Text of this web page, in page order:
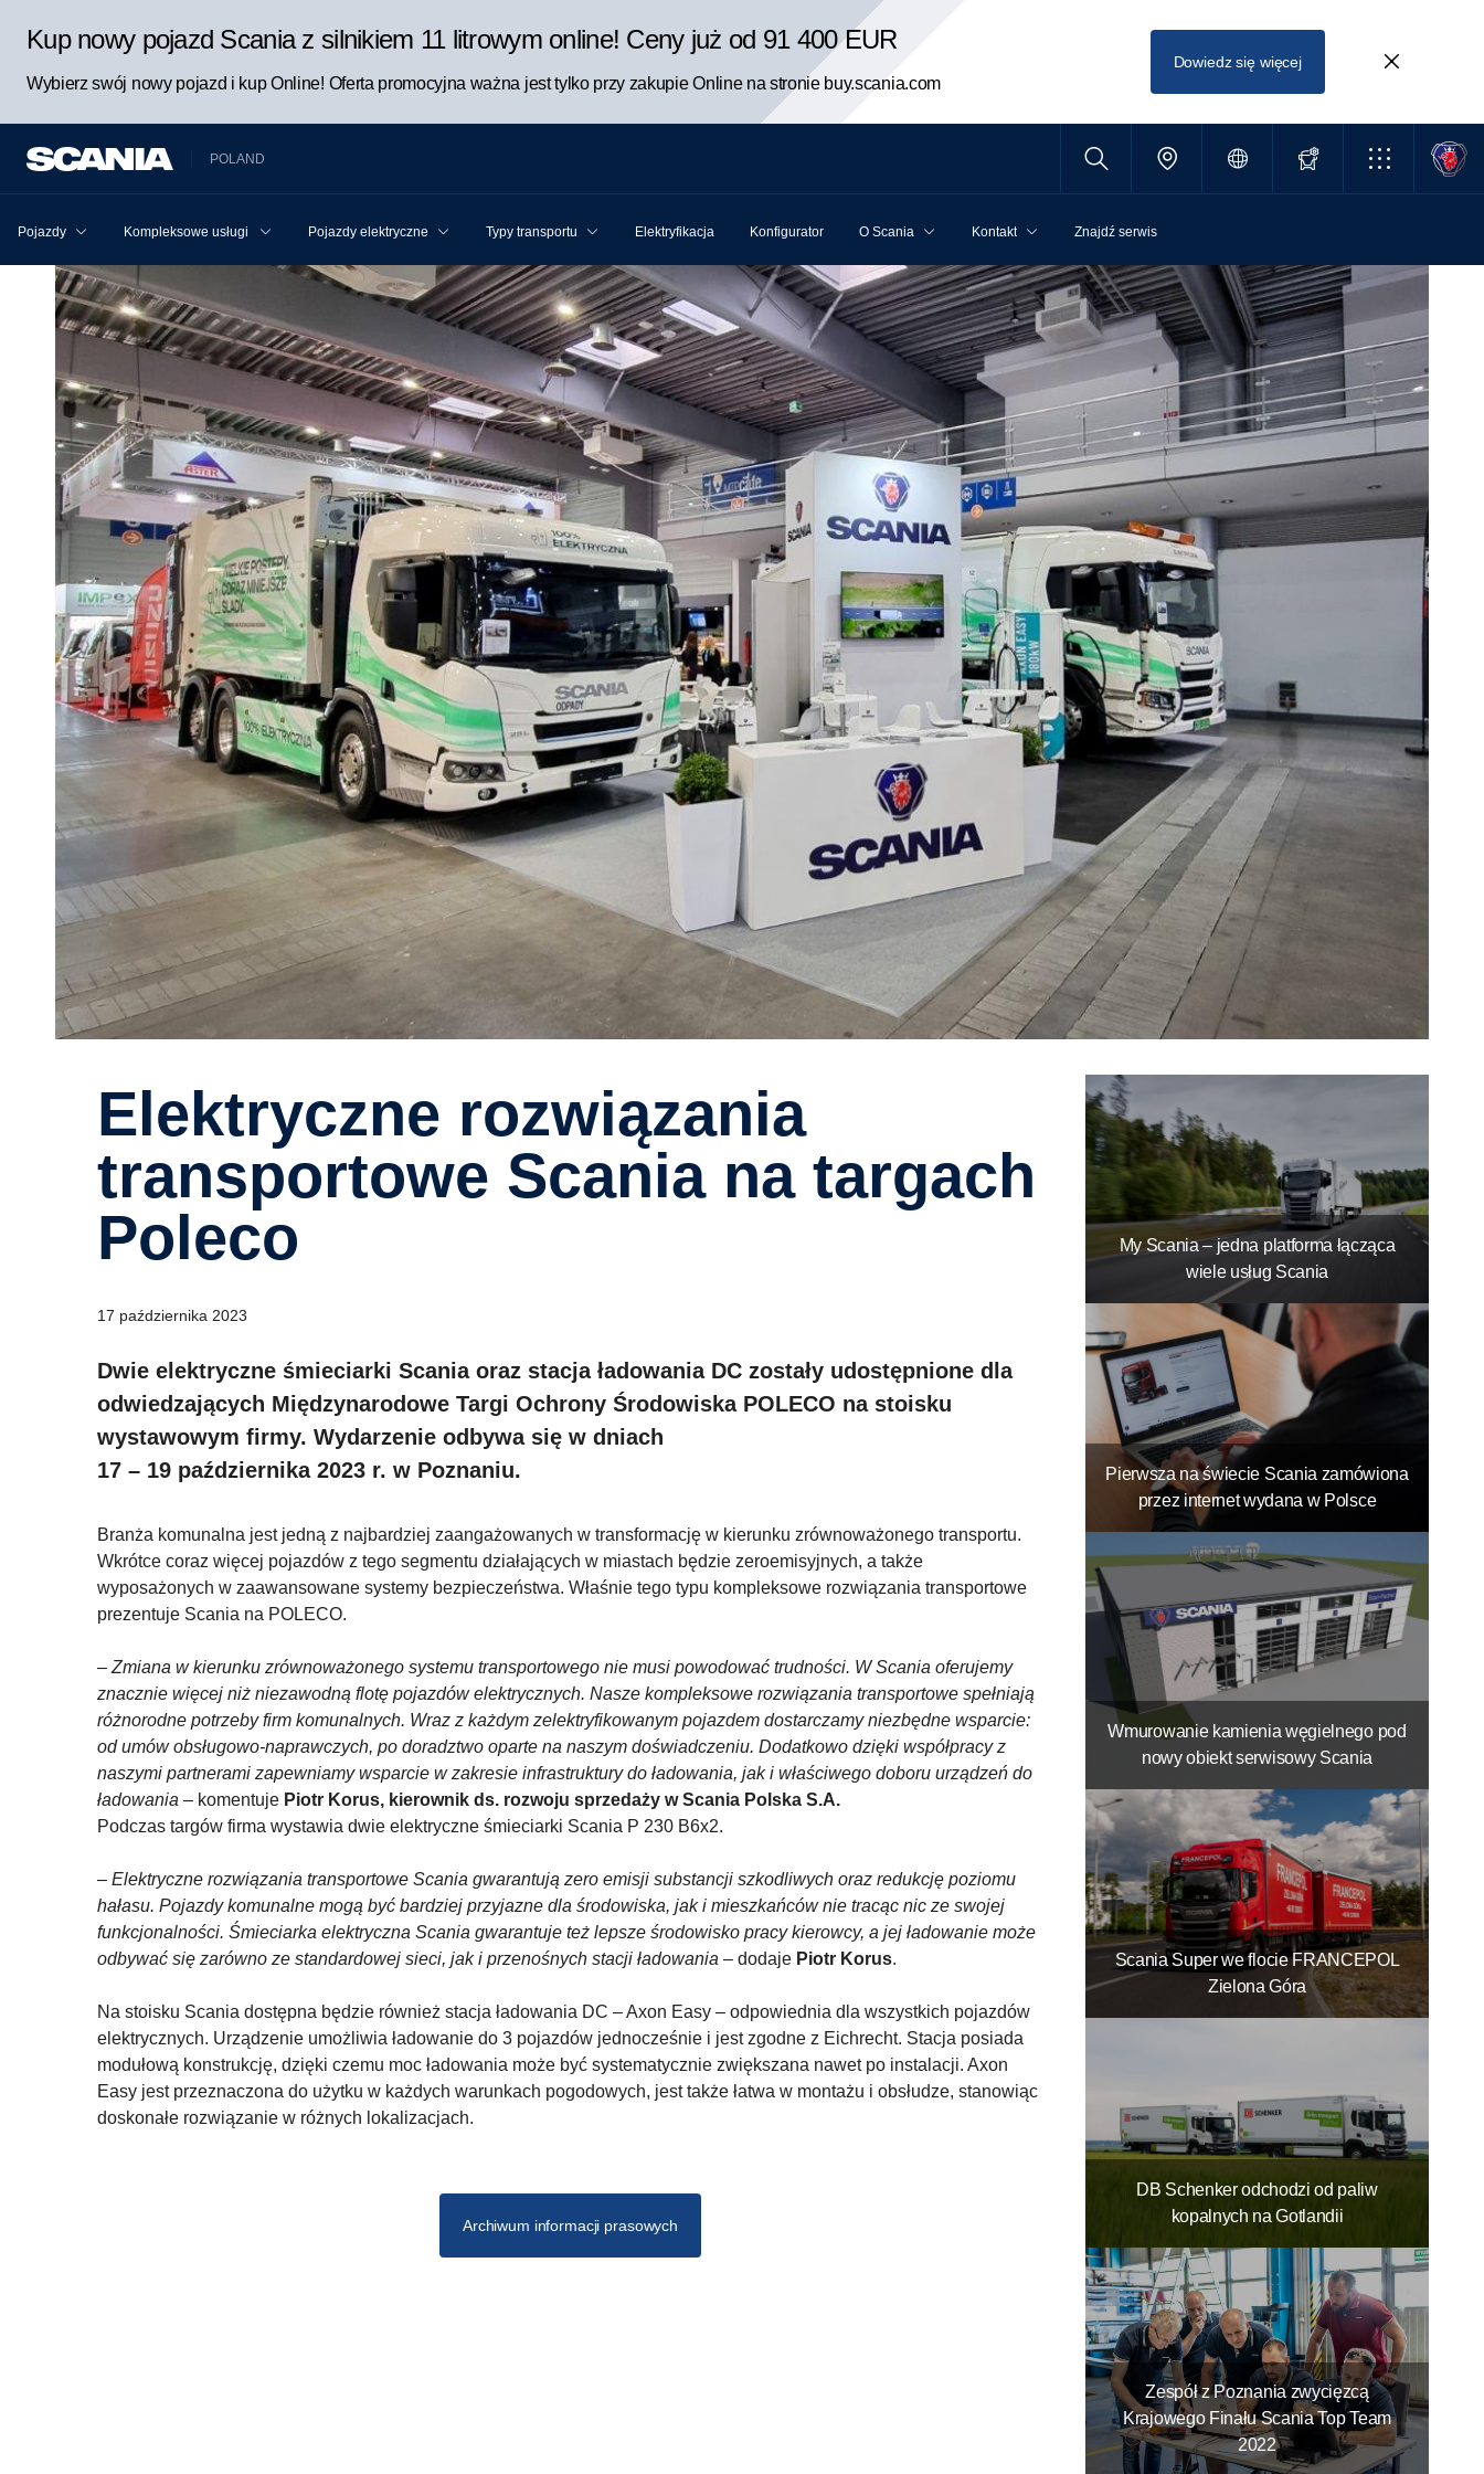
Kup nowy pojazd Scania z silnikiem 11 litrowym online! Ceny już od 91 400 EUR
Wybierz swój nowy pojazd i kup Online! Oferta promocyjna ważna jest tylko przy zakupie Online na stronie buy.scania.com
Dowiedz się więcej
POLAND
Pojazdy Kompleksowe usługi Scania dla pojazdu i kierowcy
Pojazdy elektryczne Typy transportu Elektryfikacja Konfigurator O Scania Kontakt Znajdź serwis
Elektryczne rozwiązania
transportowe Scania na targach
Poleco
17 października 2023
Dwie elektryczne śmieciarki Scania oraz stacja ładowania DC zostały udostępnione dla
odwiedzających Międzynarodowe Targi Ochrony Środowiska POLECO na stoisku
wystawowym firmy. Wydarzenie odbywa się w dniach
17 – 19 października 2023 r. w Poznaniu.
Branża komunalna jest jedną z najbardziej zaangażowanych w transformację w kierunku zrównoważonego transportu.
Wkrótce coraz więcej pojazdów z tego segmentu działających w miastach będzie zeroemisyjnych, a także
wyposażonych w zaawansowane systemy bezpieczeństwa. Właśnie tego typu kompleksowe rozwiązania transportowe
prezentuje Scania na POLECO.
– Zmiana w kierunku zrównoważonego systemu transportowego nie musi powodować trudności. W Scania oferujemy
znacznie więcej niż niezawodną flotę pojazdów elektrycznych. Nasze kompleksowe rozwiązania transportowe spełniają
różnorodne potrzeby firm komunalnych. Wraz z każdym zelektryfikowanym pojazdem dostarczamy niezbędne wsparcie:
od umów obsługowo-naprawczych, po doradztwo oparte na naszym doświadczeniu. Dodatkowo dzięki współpracy z
naszymi partnerami zapewniamy wsparcie w zakresie infrastruktury do ładowania, jak i właściwego doboru urządzeń do
ładowania – komentuje Piotr Korus, kierownik ds. rozwoju sprzedaży w Scania Polska S.A.
Podczas targów firma wystawia dwie elektryczne śmieciarki Scania P 230 B6x2.
– Elektryczne rozwiązania transportowe Scania gwarantują zero emisji substancji szkodliwych oraz redukcję poziomu
hałasu. Pojazdy komunalne mogą być bardziej przyjazne dla środowiska, jak i mieszkańców nie tracąc nic ze swojej
funkcjonalności. Śmieciarka elektryczna Scania gwarantuje też lepsze środowisko pracy kierowcy, a jej ładowanie może
odbywać się zarówno ze standardowej sieci, jak i przenośnych stacji ładowania – dodaje Piotr Korus.
Na stoisku Scania dostępna będzie również stacja ładowania DC – Axon Easy – odpowiednia dla wszystkich pojazdów
elektrycznych. Urządzenie umożliwia ładowanie do 3 pojazdów jednocześnie i jest zgodne z Eichrecht. Stacja posiada
modułową konstrukcję, dzięki czemu moc ładowania może być systematycznie zwiększana nawet po instalacji. Axon
Easy jest przeznaczona do użytku w każdych warunkach pogodowych, jest także łatwa w montażu i obsłudze, stanowiąc
doskonałe rozwiązanie w różnych lokalizacjach.
Archiwum informacji prasowych
My Scania – jedna platforma łącząca
wiele usług Scania
Pierwsza na świecie Scania zamówiona
przez internet wydana w Polsce
Wmurowanie kamienia węgielnego pod
nowy obiekt serwisowy Scania
Scania Super we flocie FRANCEPOL
Zielona Góra
DB Schenker odchodzi od paliw
kopalnych na Gotlandii
Zespół z Poznania zwycięzcą
Krajowego Finału Scania Top Team
2022